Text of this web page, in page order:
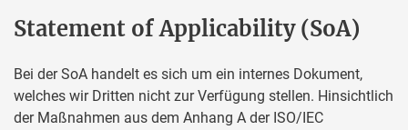
Statement of Applicability (SoA)
Bei der SoA handelt es sich um ein internes Dokument,
welches wir Dritten nicht zur Verfügung stellen. Hinsichtlich
der Maßnahmen aus dem Anhang A der ISO/IEC